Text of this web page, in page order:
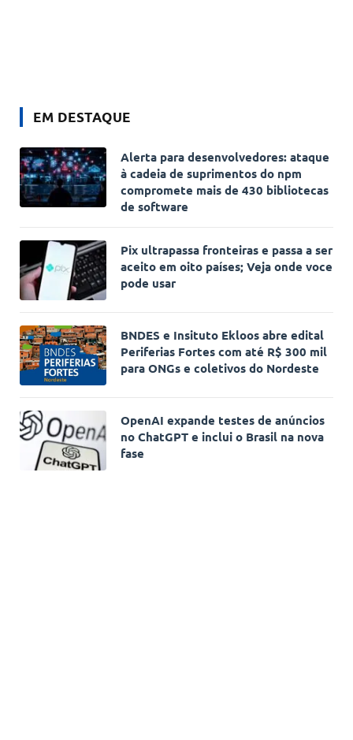
EM DESTAQUE
Alerta para desenvolvedores: ataque
à cadeia de suprimentos do npm
compromete mais de 430 bibliotecas
de software
Pix ultrapassa fronteiras e passa a ser
aceito em oito países; Veja onde voce
pode usar
BNDES e Insituto Ekloos abre edital
Periferias Fortes com até R$ 300 mil
para ONGs e coletivos do Nordeste
OpenAI expande testes de anúncios
no ChatGPT e inclui o Brasil na nova
fase